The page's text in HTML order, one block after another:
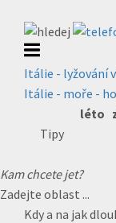
Itálie - lyžování
Itálie - moře -
léto
Tipy
Kam chcete jet?
Zadejte oblast ...
Kdy a na jak